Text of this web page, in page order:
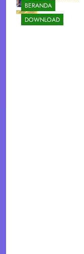
BERANDA
DOWNLOAD